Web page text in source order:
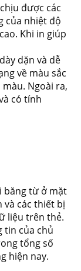
được các
của nhiệt độ
Khi in giúp
dặn và dễ
về màu sắc
Ngoài ra,
có tính
băng từ ở mặt
và các thiết bị
liệu trên thẻ.
tin của chủ
tổng số
hiện nay.